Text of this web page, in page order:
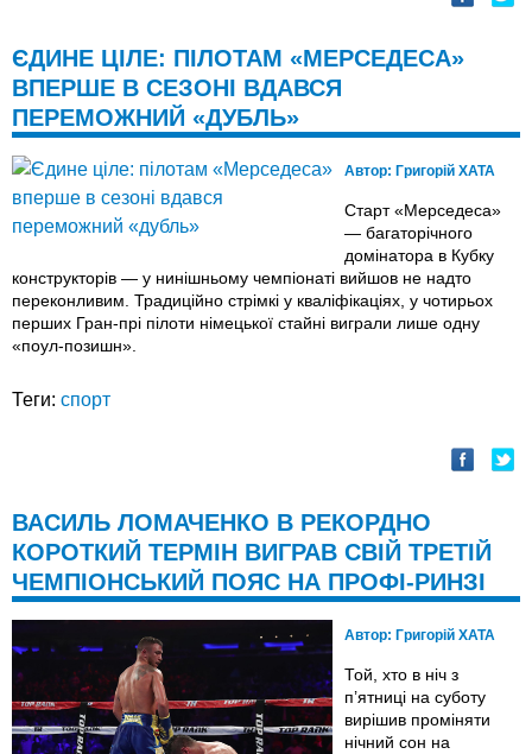
ЄДИНЕ ЦІЛЕ: ПІЛОТАМ «МЕРСЕДЕСА»
ВПЕРШЕ В СЕЗОНІ ВДАВСЯ
ПЕРЕМОЖНИЙ «ДУБЛЬ»
Автор: Григорій ХАТА
Старт «Мерседеса»
— багаторічного
домінатора в Кубку
конструкторів — у нинішньому чемпіонаті вийшов не надто
переконливим. Традиційно стрімкі у кваліфікаціях, у чотирьох
перших Гран-прі пілоти німецької стайні виграли лише одну
«поул-позишн».
Теги: спорт
ВАСИЛЬ ЛОМАЧЕНКО В РЕКОРДНО
КОРОТКИЙ ТЕРМІН ВИГРАВ СВІЙ ТРЕТІЙ
ЧЕМПІОНСЬКИЙ ПОЯС НА ПРОФІ-РИНЗІ
Автор: Григорій ХАТА
Той, хто в ніч з
п’ятниці на суботу
вирішив проміняти
нічний сон на